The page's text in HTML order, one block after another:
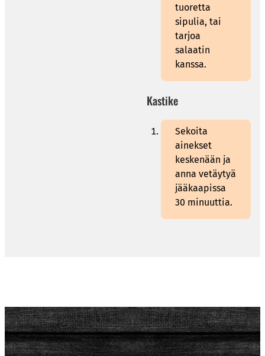
tuoretta
sipulia, tai
tarjoa
salaatin
kanssa.
Kastike
Sekoita
ainekset
keskenään ja
anna vetäytyä
jääkaapissa
30 minuuttia.